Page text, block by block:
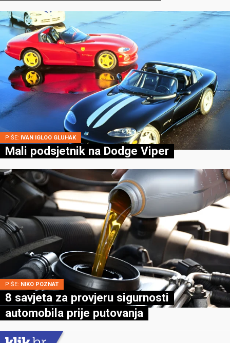
PIŠE: IVAN IGLOO GLUHAK
Mali podsjetnik na Dodge Viper
PIŠE: NIKO POZNAT
8 savjeta za provjeru sigurnosti
automobila prije putovanja